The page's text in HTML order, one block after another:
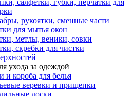
салфетки, губки, перчатки для
рукоятки, сменные части
для мытья окон
метлы, веники, совки
скребки для чистки
ухода за одеждой
и короба для белья
веревки и прищепки
доски